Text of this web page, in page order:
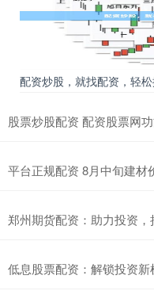
配资炒股，就找配资，轻
股票炒股配资 配资股票网
平台正规配资 8月中旬建材
郑州期货配资：助力投资，
低息股票配资：解锁投资